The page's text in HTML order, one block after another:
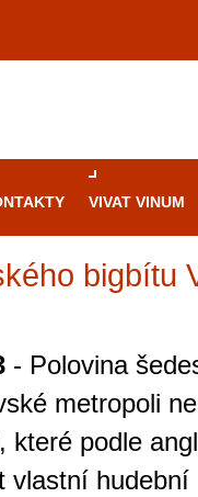
VIVAT VINUM
bigbítu
- Polovina
metropoli
které podle
vlastní hudební
Průvodce
Brno je
zajímavé
restaurace,
kde si